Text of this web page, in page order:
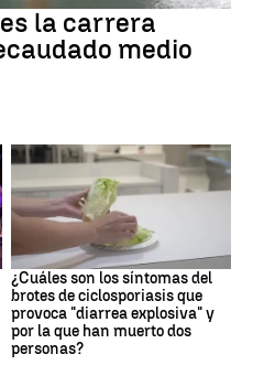
la carrera
medio
Brote
¿Cuáles son los síntomas del
brotes de ciclosporiasis que
provoca "diarrea explosiva" y
por la que han muerto dos
personas?